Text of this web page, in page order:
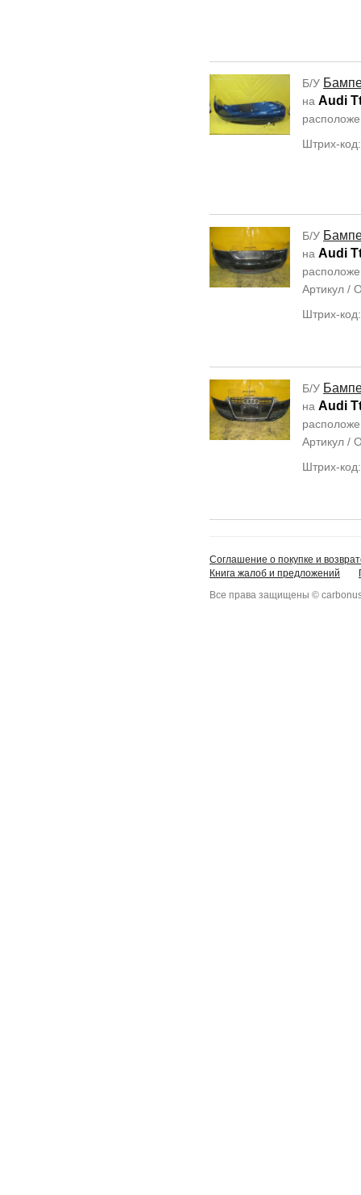
Б/У
на Audi
Штрих-
Б/У
на Audi
Артикул /
Штрих-
Б/У
на Audi
Артикул /
Штрих-
Соглашение о покупке и
Книга жалоб и предложений
Все права защищены ©